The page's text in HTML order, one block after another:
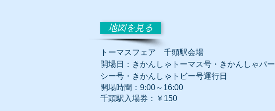
地図を見る
トーマスフェア 千頭駅会場
開場日：きかんしゃトーマス号・きかんしゃパー
シー号・きかんしゃトビー号運行日
開場時間：9:00～16:00
千頭駅入場券：￥150